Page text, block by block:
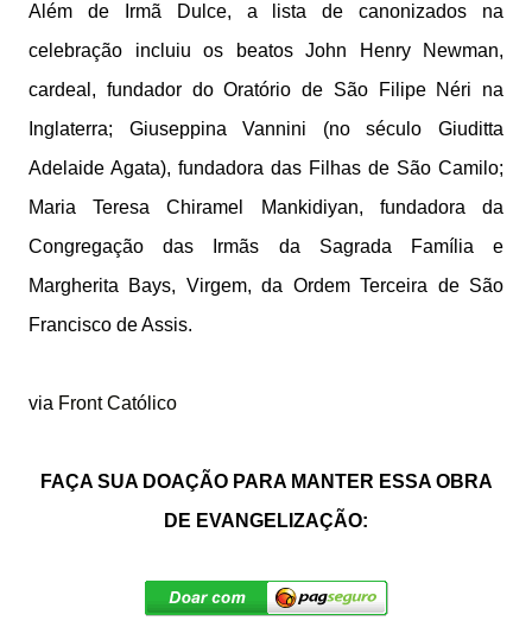
Além de Irmã Dulce, a lista de canonizados na
celebração incluiu os beatos John Henry Newman,
cardeal, fundador do Oratório de São Filipe Néri na
Inglaterra; Giuseppina Vannini (no século Giuditta
Adelaide Agata), fundadora das Filhas de São Camilo;
Maria Teresa Chiramel Mankidiyan, fundadora da
Congregação das Irmãs da Sagrada Família e
Margherita Bays, Virgem, da Ordem Terceira de São
Francisco de Assis.
via Front Católico
FAÇA SUA DOAÇÃO PARA MANTER ESSA OBRA
DE EVANGELIZAÇÃO: